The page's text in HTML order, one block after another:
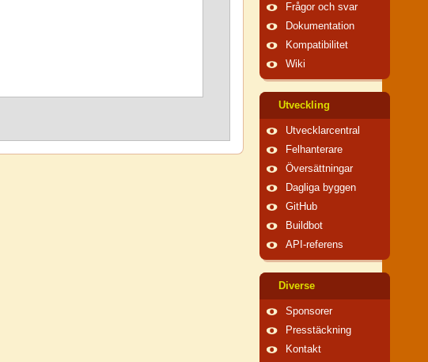
Frågor och svar
Dokumentation
Kompatibilitet
Wiki
Utveckling
Utvecklarcentral
Felhanterare
Översättningar
Dagliga byggen
GitHub
Buildbot
API-referens
Diverse
Sponsorer
Presstäckning
Kontakt